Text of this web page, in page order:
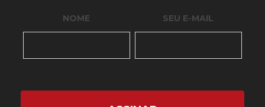
NOME SEU E-MAIL